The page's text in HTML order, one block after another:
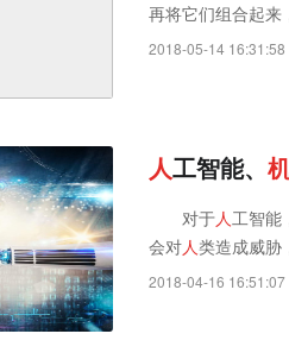
再将它们组合起来
2018-05-14 16:31:58
人工智能、
对于人工智能
会对人类造成威胁
2018-04-16 16:51:07